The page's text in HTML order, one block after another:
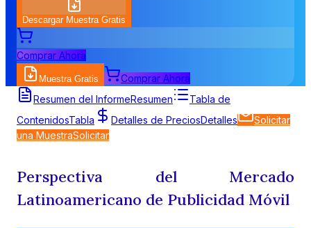
Descargar Muestra Gratis
Comprar Ahora
Muestra Gratis
Comprar Ahora
Resumen del InformeResumen
Tabla de
ContenidosTabla Detalles de PreciosDetalles
Solicitar
una MuestraSolicitar
Perspectiva del Mercado
Latinoamericano de Publicidad Móvil